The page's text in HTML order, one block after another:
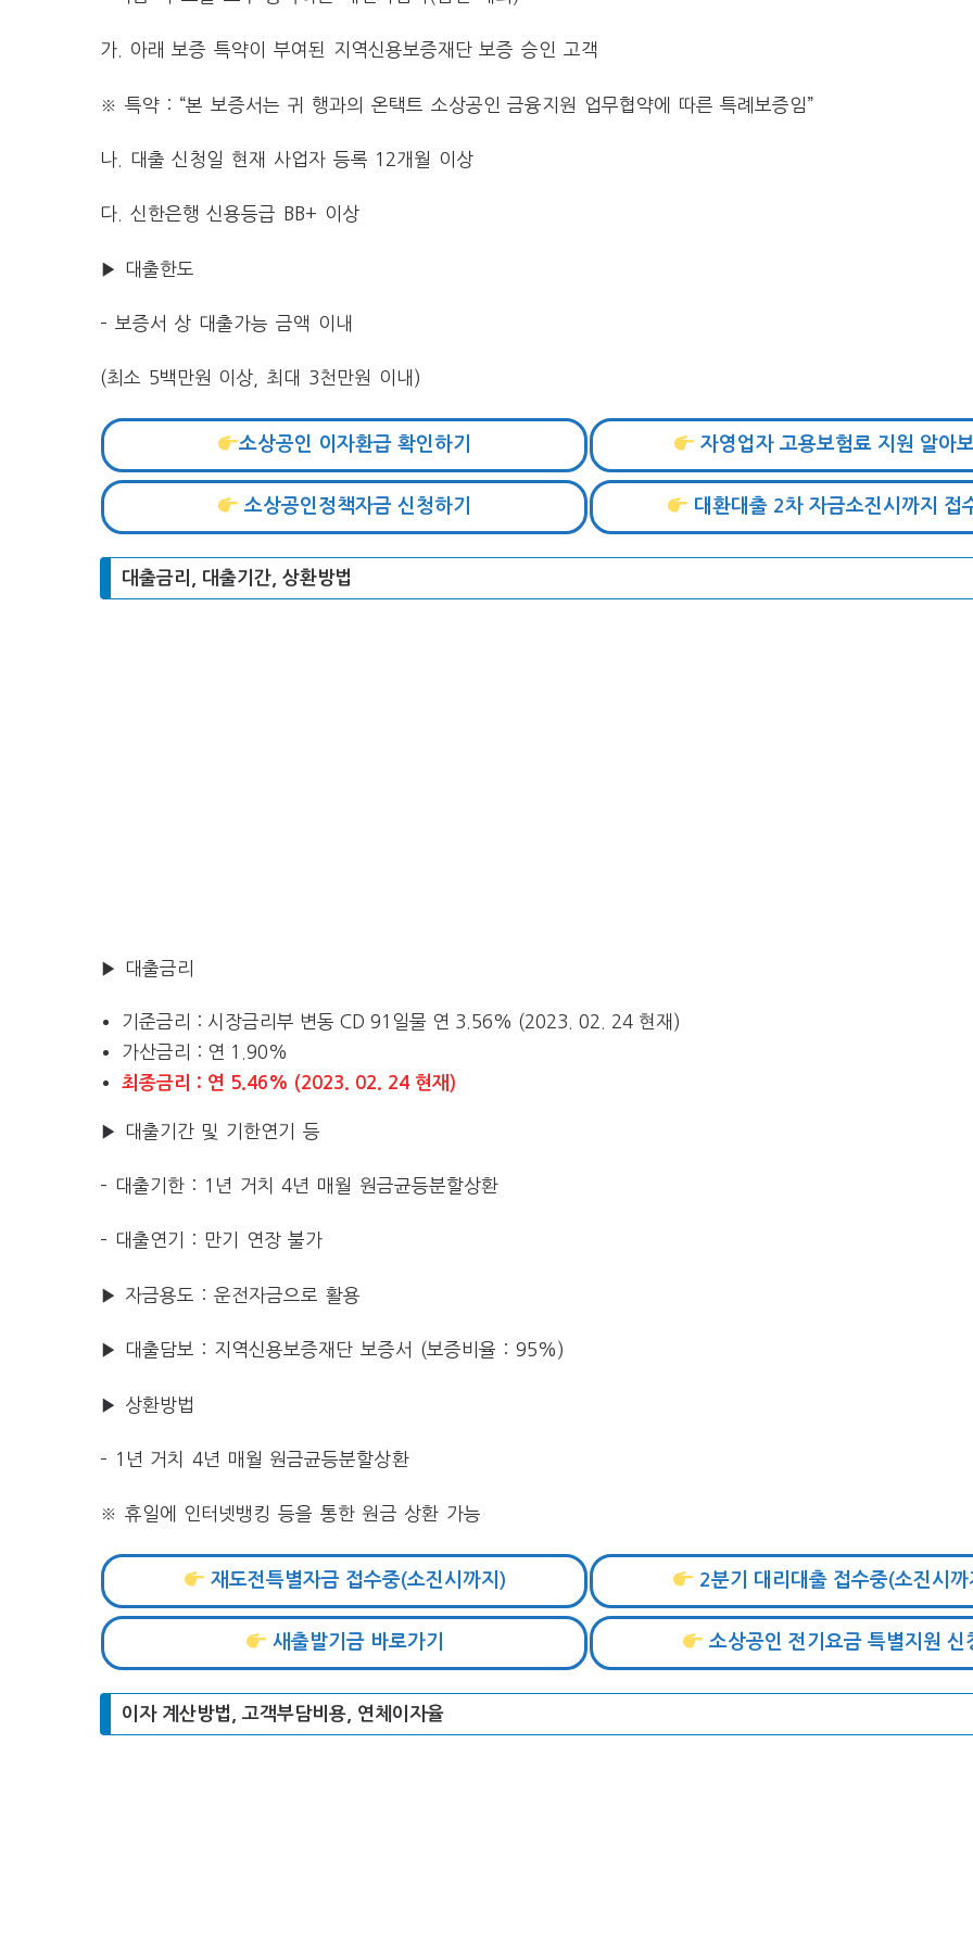
가. 아래 보증 특약이 부여된 지역신용보증재단 보증 승인 고객
※ 특약 : “본 보증서는 귀 행과의 온택트 소상공인 금융지원 업무협약에 따른 특례보증임”
나. 대출 신청일 현재 사업자 등록 12개월 이상
다. 신한은행 신용등급 BB+ 이상
▶ 대출한도
– 보증서 상 대출가능 금액 이내
(최소 5백만원 이상, 최대 3천만원 이내)
소상공인 이자환급 확인하기 자영업자 고용보험료 지원 알아
소상공인정책자금 신청하기 대환대출 2차 자금소진시까지 접
대출금리, 대출기간, 상환방법
▶ 대출금리
기준금리 : 시장금리부 변동 CD 91일물 연 3.56% (2023. 02. 24 현재)
가산금리 : 연 1.90%
최종금리 : 연 5.46% (2023. 02. 24 현재)
▶ 대출기간 및 기한연기 등
– 대출기한 : 1년 거치 4년 매월 원금균등분할상환
– 대출연기 : 만기 연장 불가
▶ 자금용도 : 운전자금으로 활용
▶ 대출담보 : 지역신용보증재단 보증서 (보증비율 : 95%)
▶ 상환방법
– 1년 거치 4년 매월 원금균등분할상환
※ 휴일에 인터넷뱅킹 등을 통한 원금 상환 가능
재도전특별자금 접수중(소진시까지) 2분기 대리대출 접수중(소진시까
새출발기금 바로가기 소상공인 전기요금 특별지원 신
이자 계산방법, 고객부담비용, 연체이자율